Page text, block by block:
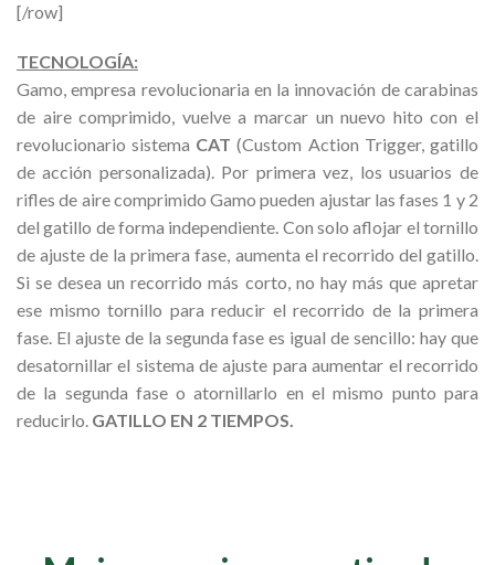
[/row]
TECNOLOGÍA:
Gamo, empresa revolucionaria en la innovación de carabinas
de aire comprimido, vuelve a marcar un nuevo hito con el
revolucionario sistema CAT (Custom Action Trigger, gatillo
de acción personalizada). Por primera vez, los usuarios de
rifles de aire comprimido Gamo pueden ajustar las fases 1 y 2
del gatillo de forma independiente. Con solo aflojar el tornillo
de ajuste de la primera fase, aumenta el recorrido del gatillo.
Si se desea un recorrido más corto, no hay más que apretar
ese mismo tornillo para reducir el recorrido de la primera
fase. El ajuste de la segunda fase es igual de sencillo: hay que
desatornillar el sistema de ajuste para aumentar el recorrido
de la segunda fase o atornillarlo en el mismo punto para
reducirlo. GATILLO EN 2 TIEMPOS.